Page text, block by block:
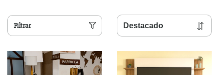
Filtrar